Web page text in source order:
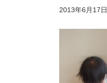
2013年6月17日